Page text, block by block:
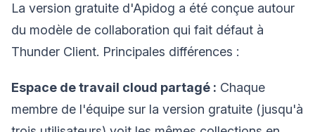
La version gratuite d'Apidog a été conçue autour
du modèle de collaboration qui fait défaut à
Thunder Client. Principales différences :
Espace de travail cloud partagé : Chaque
membre de l'équipe sur la version gratuite (jusqu'à